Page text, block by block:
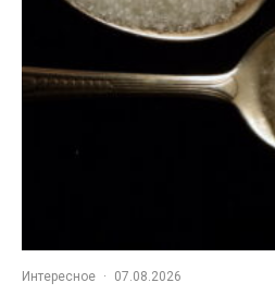
Интересное · 07.08.2026